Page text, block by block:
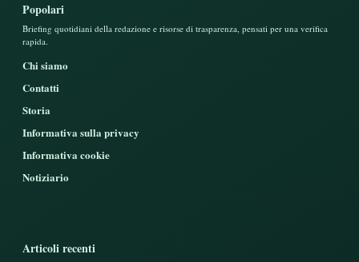
Popolari
Briefing quotidiani della redazione e risorse di trasparenza, pensati per una verifica
rapida.
Chi siamo
Contatti
Storia
Informativa sulla privacy
Informativa cookie
Notiziario
Articoli recenti